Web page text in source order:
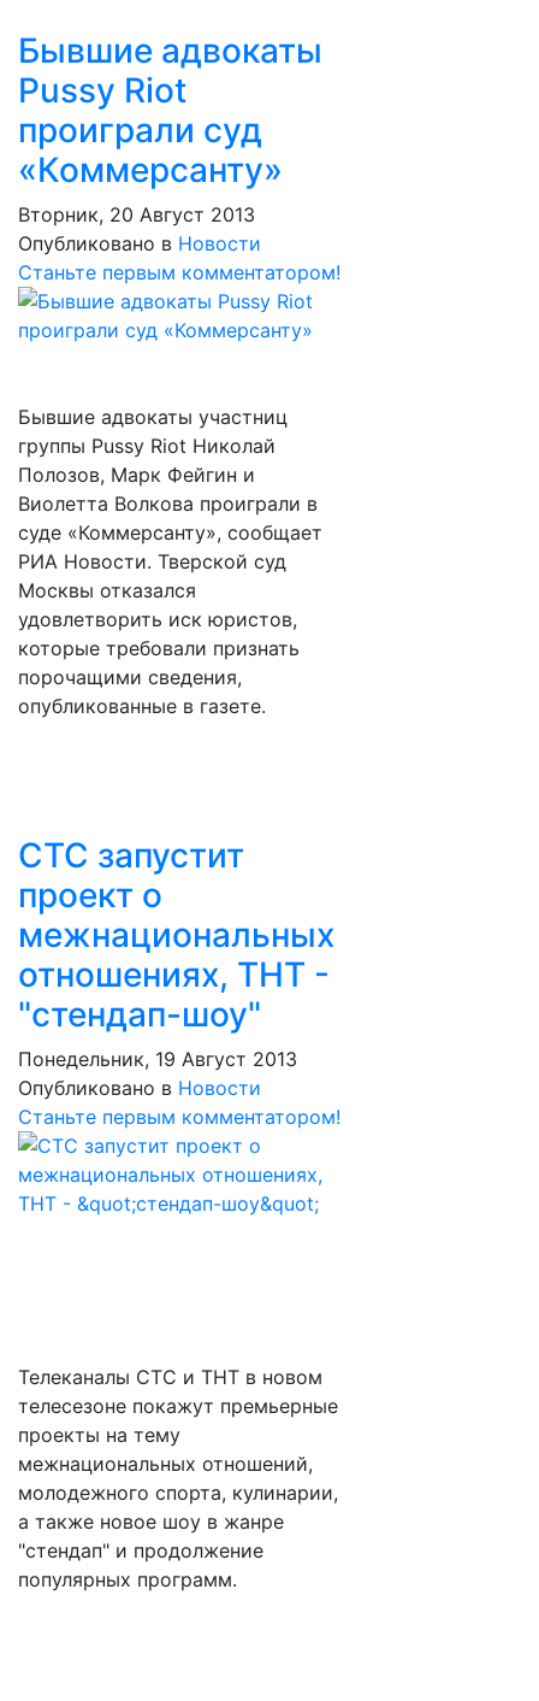
Бывшие адвокаты
Pussy Riot
проиграли суд
«Коммерсанту»
Вторник, 20 Август 2013
Опубликовано в Новости
Станьте первым комментатором!
Бывшие адвокаты участниц
группы Pussy Riot Николай
Полозов, Марк Фейгин и
Виолетта Волкова проиграли в
суде «Коммерсанту», сообщает
РИА Новости. Тверской суд
Москвы отказался
удовлетворить иск юристов,
которые требовали признать
порочащими сведения,
опубликованные в газете.
СТС запустит
проект о
межнациональных
отношениях, ТНТ -
"стендап-шоу"
Понедельник, 19 Август 2013
Опубликовано в Новости
Станьте первым комментатором!
Телеканалы СТС и ТНТ в новом
телесезоне покажут премьерные
проекты на тему
межнациональных отношений,
молодежного спорта, кулинарии,
а также новое шоу в жанре
"стендап" и продолжение
популярных программ.